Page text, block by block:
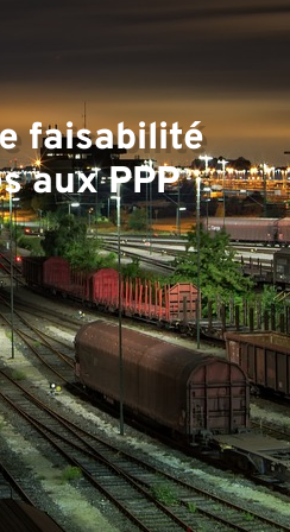
faisabilité
aux PPP